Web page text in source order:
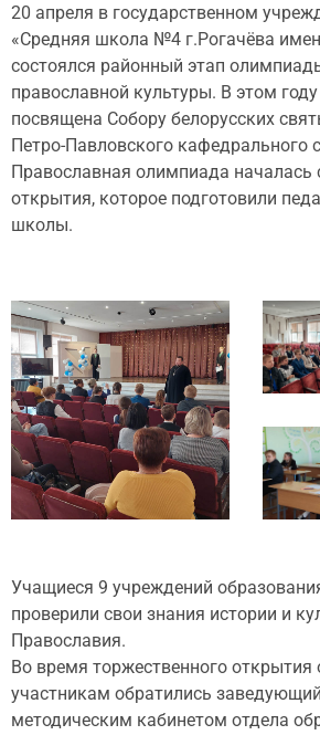
20 апреля в государственном
«Средняя школа №4 г.Рогачёва
состоялся районный этап
православной культуры. В этом
посвящена Собору белорусских
Петро-Павловского кафедрального
Православная олимпиада началась
открытия, которое подготовили
школы.
Учащиеся 9 учреждений
проверили свои знания истории и
Православия.
Во время торжественного
участникам обратились
методическим кабинетом отдела